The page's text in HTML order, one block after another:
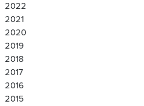
2022
2021
2020
2019
2018
2017
2016
2015